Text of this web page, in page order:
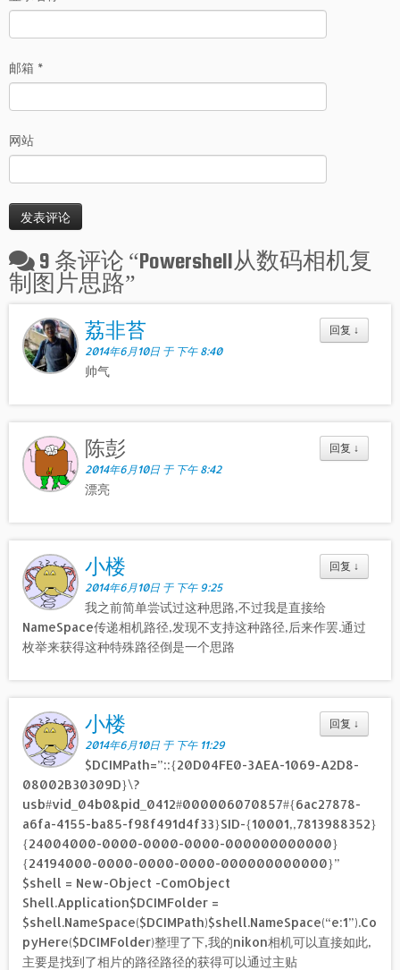
邮箱 *
网站
9 条评论 “Powershell从数码相机复
制图片思路”
回复 ↓
荔非苔
2014年6月10日 于 下午 8:40
帅气
回复 ↓
陈彭
2014年6月10日 于 下午 8:42
漂亮
回复 ↓
小楼
2014年6月10日 于 下午 9:25
我之前简单尝试过这种思路,不过我是直接给
NameSpace传递相机路径,发现不支持这种路径,后来作罢.通过
枚举来获得这种特殊路径倒是一个思路
回复 ↓
小楼
2014年6月10日 于 下午 11:29
$DCIMPath=”::{20D04FE0-3AEA-1069-A2D8-
08002B30309D}\?
usb#vid_04b0&pid_0412#000006070857#{6ac27878-
a6fa-4155-ba85-f98f491d4f33}SID-{10001,,7813988352}
{24004000-0000-0000-0000-000000000000}
{24194000-0000-0000-0000-000000000000}”
$shell = New-Object -ComObject
Shell.Application$DCIMFolder =
$shell.NameSpace($DCIMPath)$shell.NameSpace(“e:1”).Co
pyHere($DCIMFolder)整理了下,我的nikon相机可以直接如此,
主要是找到了相片的路径路径的获得可以通过主贴